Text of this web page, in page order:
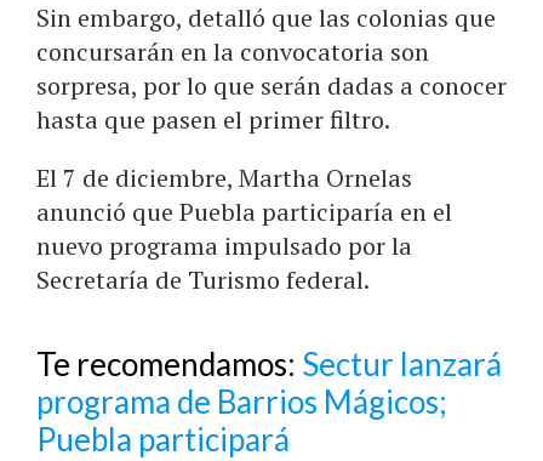
Sin embargo, detalló que las colonias que
concursarán en la convocatoria son
sorpresa, por lo que serán dadas a conocer
hasta que pasen el primer filtro.
El 7 de diciembre, Martha Ornelas
anunció que Puebla participaría en el
nuevo programa impulsado por la
Secretaría de Turismo federal.
Te recomendamos: Sectur lanzará
programa de Barrios Mágicos;
Puebla participará